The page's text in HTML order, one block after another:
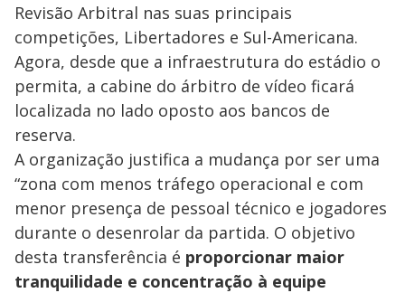
Revisão Arbitral nas suas principais
competições, Libertadores e Sul-Americana.
Agora, desde que a infraestrutura do estádio o
permita, a cabine do árbitro de vídeo ficará
localizada no lado oposto aos bancos de
reserva.
A organização justifica a mudança por ser uma
“zona com menos tráfego operacional e com
menor presença de pessoal técnico e jogadores
durante o desenrolar da partida. O objetivo
desta transferência é proporcionar maior
tranquilidade e concentração à equipe